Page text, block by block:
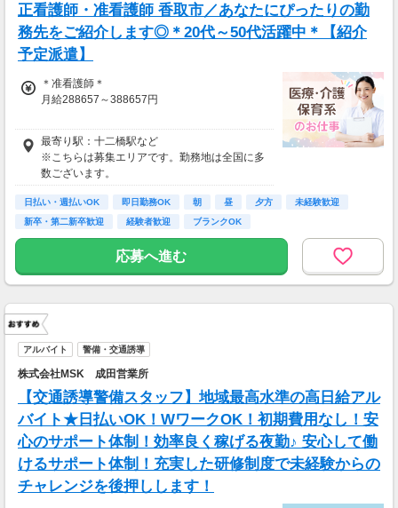
正看護師・准看護師 香取市／あなたにぴったりの勤
務先をご紹介します◎＊20代～50代活躍中＊【紹介
予定派遣】
＊准看護師＊
月給288657～388657円
＊正看護師＊
月給303849～403849円
最寄り駅：十二橋駅など
※こちらは募集エリアです。勤務地は全国に多
数ございます。
日払い・週払いOK 即日勤務OK 朝 昼 夕方
未経験歓迎
新卒・第二新卒歓迎
経験者歓迎 ブランクOK
応募へ進む
アルバイト 警備・交通誘導
株式会社MSK 成田営業所
【交通誘導警備スタッフ】地域最高水準の高日給アル
バイト★日払いOK！WワークOK！初期費用なし！安
心のサポート体制！効率良く稼げる夜勤♪ 安心して働
けるサポート体制！充実した研修制度で未経験からの
チャレンジを後押しします！